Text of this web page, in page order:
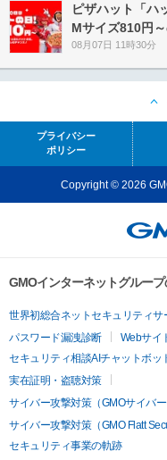
ピザハット「ハ
Mサイズ810円
08月07日 11時30分
プライバシー
ポリシー
Copyright © 2026
GMOインターネットグルー
世界初総合ネットセキュリティサ
パスワード漏洩診断
Webサイ
セキュリティ相談AIチャットボッ
実在証明・盗聴対策
サイバー攻撃対策（GMOサイバ
サイバー攻撃対策（GMO Flatt
セキュリティ事業の軌跡